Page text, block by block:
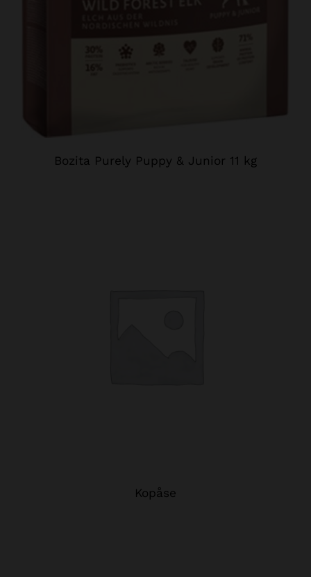
Bozita Purely Puppy & Junior 11 kg
Kopåse